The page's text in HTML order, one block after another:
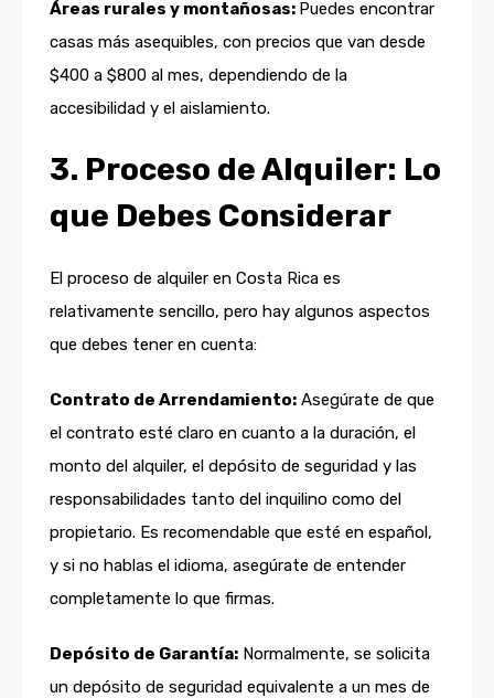
Áreas rurales y montañosas: Puedes encontrar
casas más asequibles, con precios que van desde
$400 a $800 al mes, dependiendo de la
accesibilidad y el aislamiento.
3. Proceso de Alquiler: Lo
que Debes Considerar
El proceso de alquiler en Costa Rica es
relativamente sencillo, pero hay algunos aspectos
que debes tener en cuenta:
Contrato de Arrendamiento: Asegúrate de que
el contrato esté claro en cuanto a la duración, el
monto del alquiler, el depósito de seguridad y las
responsabilidades tanto del inquilino como del
propietario. Es recomendable que esté en español,
y si no hablas el idioma, asegúrate de entender
completamente lo que firmas.
Depósito de Garantía: Normalmente, se solicita
un depósito de seguridad equivalente a un mes de